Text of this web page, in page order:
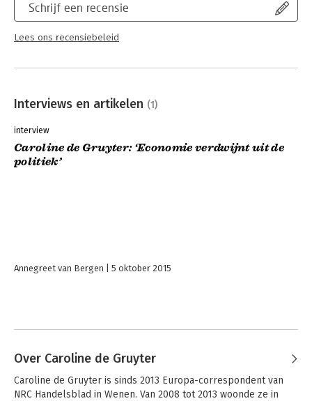
Schrijf een recensie
Lees ons recensiebeleid
Interviews en artikelen (1)
interview
Caroline de Gruyter: ‘Economie verdwijnt uit de
politiek’
Annegreet van Bergen 5 oktober 2015
Over Caroline de Gruyter
Caroline de Gruyter is sinds 2013 Europa-correspondent van
NRC Handelsblad in Wenen. Van 2008 tot 2013 woonde ze in